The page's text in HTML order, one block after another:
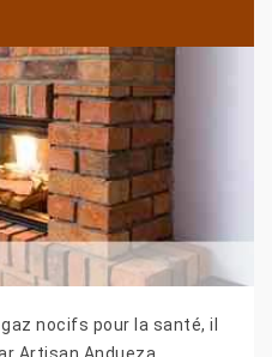
nocifs pour la santé, il